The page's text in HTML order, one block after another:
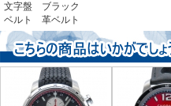
文字盤 ブラック
ベルト 革ベルト